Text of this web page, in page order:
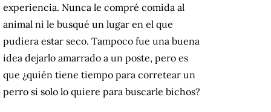
experiencia. Nunca le compré comida al
animal ni le busqué un lugar en el que
pudiera estar seco. Tampoco fue una buena
idea dejarlo amarrado a un poste, pero es
que ¿quién tiene tiempo para corretear un
perro si solo lo quiere para buscarle bichos?